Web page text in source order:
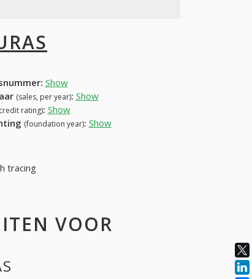
Show
(sales, per year): Show
rating): Show
(foundation year): Show
tracing
VOOR